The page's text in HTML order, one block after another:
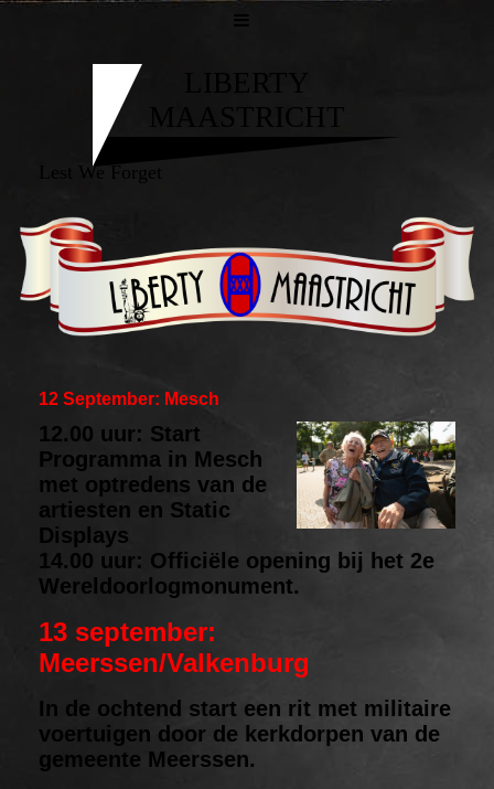
LIBERTY
MAASTRICHT
Lest We Forget
12 September: Mesch
12.00 uur: Start
Programma in Mesch
met optredens van de
artiesten en Static
Displays
14.00 uur: Officiële opening bij het 2e
Wereldoorlogmonument.
13 september:
Meerssen/Valkenburg
In de ochtend start een rit met militaire
voertuigen door de kerkdorpen van de
gemeente Meerssen.